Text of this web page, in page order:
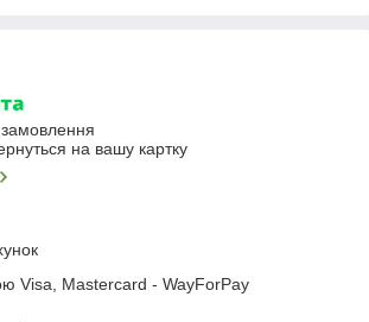
на вашу картку
Visa, Mastercard - WayForPay